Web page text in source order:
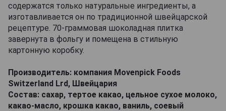
содержатся только натуральные ингредиенты, а
изготавливается он по традиционной швейцарской
рецептуре. 70-граммовая шоколадная плитка
завернута в фольгу и помещена в стильную
картонную коробку.
Производитель: компания Movenpick Foods
Switzerland Lrd, Швейцария
Состав: сахар, тертое какао, цельное сухое молоко,
какао-масло, крошка какао, ваниль, соевый